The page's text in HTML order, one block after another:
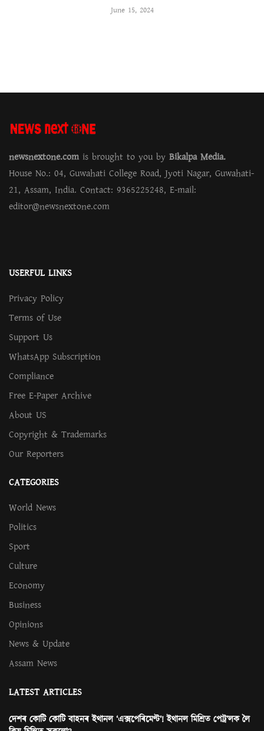
June 15, 2024
newsnextone.com is brought to you by Bikalpa Media.
House No.: 04, Guwahati College Road, Jyoti Nagar, Guwahati-
21, Assam, India. Contact: 9365225248, E-mail:
editor@newsnextone.com
USERFUL LINKS
Privacy Policy
Terms of Use
Support Us
WhatsApp Subscription
Compliance
Free E-Paper Archive
About US
Copyright & Trademarks
Our Reporters
CATEGORIES
World News
Politics
Sport
Culture
Economy
Business
Opinions
News & Update
Assam News
LATEST ARTICLES
দেশৰ কোটি কোটি বাহনৰ ইথানল ‘এক্সপেৰিমেণ্ট’! ইথানল মিশ্ৰিত পেট্ৰ’লক লৈ